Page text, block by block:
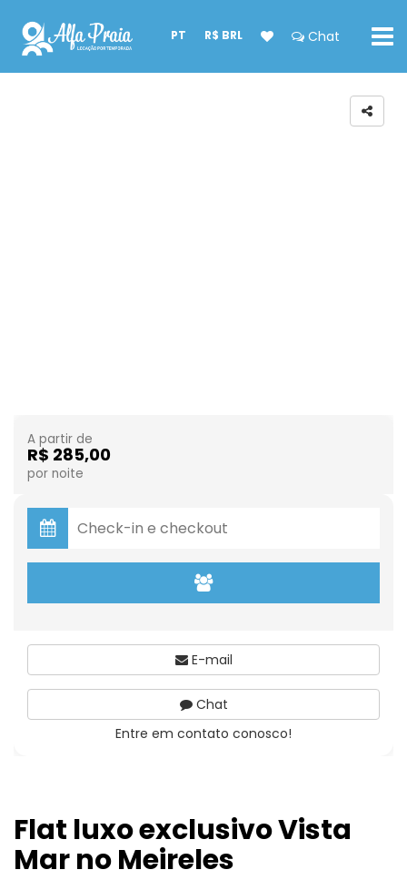
PT R$ BRL Chat
Flat luxo exclusivo Vista
Mar no Meireles
A partir de
R$ 285,00
por noite
E-mail
Chat
Entre em contato conosco!